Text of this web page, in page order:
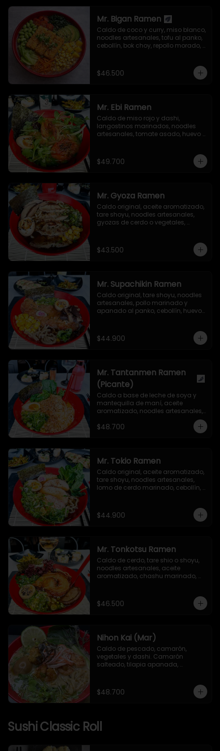
Mr. Bigan Ramen
Caldo de coco y curry, miso blanco,
noodles artesanales, tofu al panko,
cebollín, bok choy, repollo morado,
$46.500
Mr. Ebi Ramen
Caldo de miso rojo y dashi,
langostinos marinados, noodles
artesanales, tomate asado, huevo
mostaza, semillas de ajonjolí y
alga nori.
$49.700
Mr. Gyoza Ramen
Caldo original, aceite aromatizado,
tare shoyu, noodles artesanales,
gyozas de cerdo o vegetales,
ajonjolí y alga nori.
$43.500
Mr. Supachikin Ramen
Caldo original, tare shoyu, noodles
artesanales, pollo marinado y
apanado al panko, cebollín, huevo
de ajonjolí y alga nori.
$44.900
Mr. Tantanmen Ramen
(Picante)
Caldo a base de leche de soya y
mantequilla de maní, aceite
aromatizado, noodles artesanales,
carne de cerdo molida marinada
en salsa secreta, cebollín, bok choy,
huevo nitamago, aceite de ajonjolí
$48.700
Mr. Tokio Ramen
Caldo original, aceite aromatizado,
tare shoyu, noodles artesanales,
lomo de cerdo marinado, cebollín,
alga nori
$44.900
Mr. Tonkotsu Ramen
Caldo de cerdo, tare shio o shoyu,
noodles artesanales, aceite
aromatizado, chashu marinado,
nori.
$46.500
Nihon Kai (Mar)
Caldo de pescado, camarón,
vegetales y dashi. Camarón
salteado, tilapia apanada,
ajonjolí y alga nori.
$48.700
Sushi Classic Roll